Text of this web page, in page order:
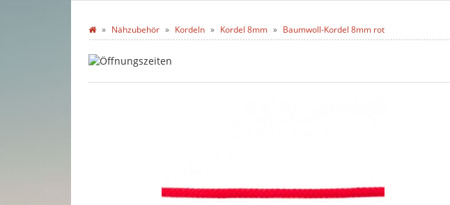
Nähzubehör Kordeln Kordel 8mm Baumwoll-Kordel 8mm rot